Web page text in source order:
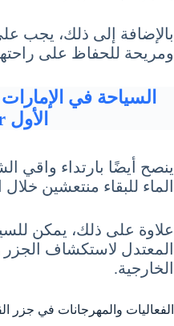
بالإضافة إلى ذلك، يجب
ومريحة للحفاظ على
الأول October
ينصح أيضًا بارتداء
الماء للبقاء منتعشين خلال
علاوة على ذلك، يمكن
المعتدل لاستكشاف
الخارجية.
الفعاليات والمهرجانات في جزر